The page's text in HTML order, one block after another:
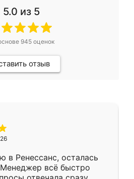
5.0 из 5
945оценок
отзыв
в Ренессанс, осталась
всё быстро